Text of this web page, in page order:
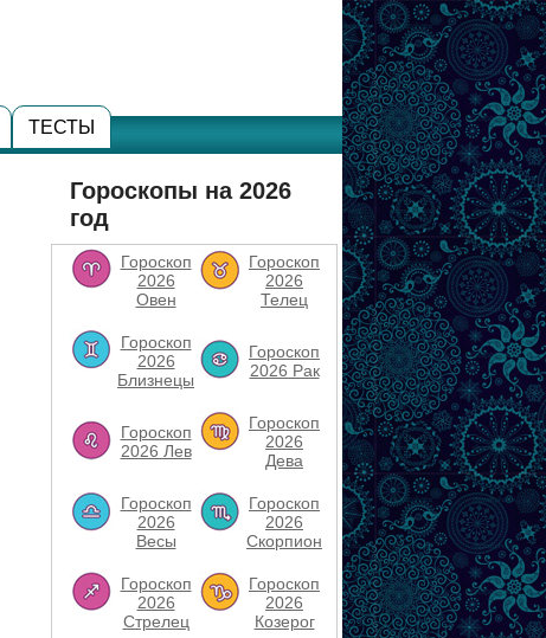
ТЕСТЫ
Гороскопы на 2026
год
Гороскоп
2026
Овен
Гороскоп
2026
Телец
Гороскоп
2026
Близнецы
Гороскоп
2026 Рак
Гороскоп
2026 Лев
Гороскоп
2026
Дева
Гороскоп
2026
Весы
Гороскоп
2026
Скорпион
Гороскоп
2026
Стрелец
Гороскоп
2026
Козерог